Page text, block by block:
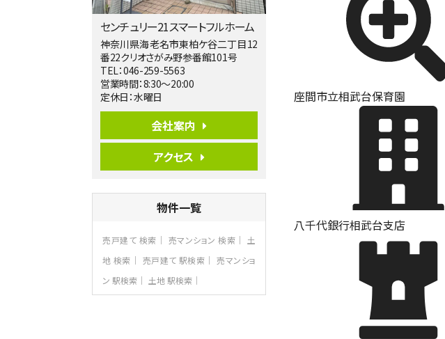
開放感があり日当たり良好な南西・北西角
地区画。 …
第6位
3,680万円
海老名駅
第7位
3,680万円
4ＬＤＫ
歩17分
ご家族が集まるLDKは１７．５帖とゆとりあ
第8位
3,598万円
長後駅
バ11分・歩6分
センチュリー21スマートフルホーム
神奈川県海老名市東柏ケ谷二丁目12
番22クリオさがみ野参番館101号
TEL：046-259-5563
営業時間：8:30～20:00
定休日：水曜日
会社案内
アクセス
物件一覧
売戸建て 検索 売マンション 検索
土
地 検索
売戸建て 駅検索
売マンショ
ン 駅検索
土地 駅検索
座間市立相武台保育園
八千代銀行相武台支店